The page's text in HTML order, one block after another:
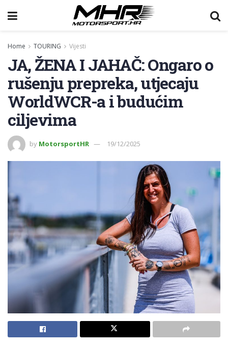
Home TOURING Vijesti
JA, ŽENA I JAHAČ: Ongaro o
rušenju prepreka, utjecaju
WorldWCR-a i budućim
ciljevima
by MotorsportHR 19/12/2025